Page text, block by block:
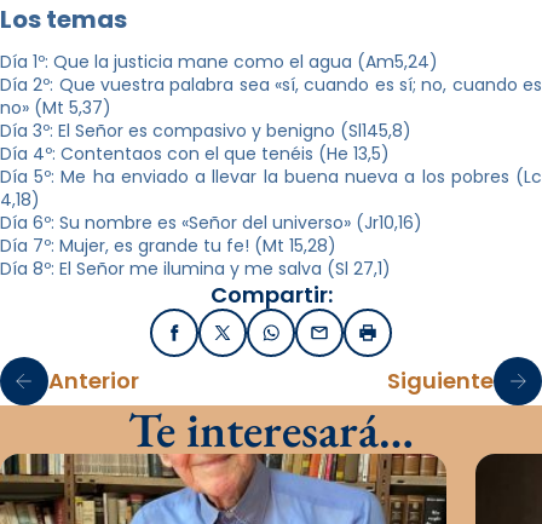
Los temas
Día 1º: Que la justicia mane como el agua (Am5,24)
Día 2º: Que vuestra palabra sea «sí, cuando es sí; no, cuando es
no» (Mt 5,37)
Día 3º: El Señor es compasivo y benigno (Sl145,8)
Día 4º: Contentaos con el que tenéis (He 13,5)
Día 5º: Me ha enviado a llevar la buena nueva a los pobres (Lc
4,18)
Día 6º: Su nombre es «Señor del universo» (Jr10,16)
Día 7º: Mujer, es grande tu fe! (Mt 15,28)
Día 8º: El Señor me ilumina y me salva (Sl 27,1)
Compartir:
FacebookX / TwitterWhatsApp
EmailImprimir
Anterior Siguiente
Te interesará…